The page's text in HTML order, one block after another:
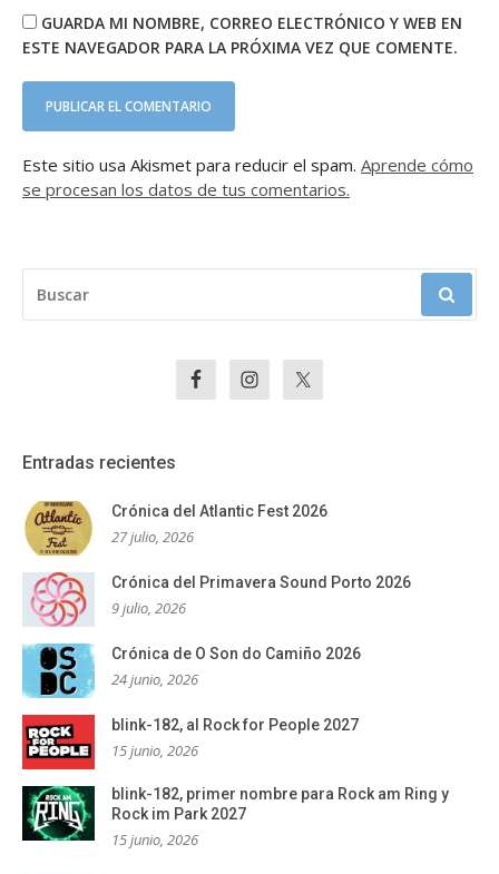
GUARDA MI NOMBRE, CORREO ELECTRÓNICO Y WEB EN
ESTE NAVEGADOR PARA LA PRÓXIMA VEZ QUE COMENTE.
Este sitio usa Akismet para reducir el spam. Aprende cómo
se procesan los datos de tus comentarios.
Entradas recientes
Crónica del Atlantic Fest 2026
27 julio, 2026
Crónica del Primavera Sound Porto 2026
9 julio, 2026
Crónica de O Son do Camiño 2026
24 junio, 2026
blink-182, al Rock for People 2027
15 junio, 2026
blink-182, primer nombre para Rock am Ring y
Rock im Park 2027
15 junio, 2026